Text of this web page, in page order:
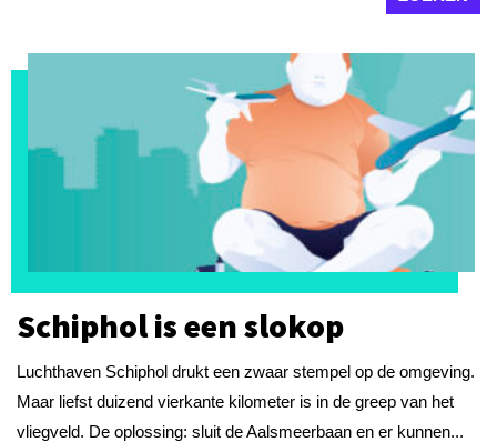
Schiphol is een slokop
Luchthaven Schiphol drukt een zwaar stempel op de omgeving.
Maar liefst duizend vierkante kilometer is in de greep van het
vliegveld. De oplossing: sluit de Aalsmeerbaan en er kunnen...